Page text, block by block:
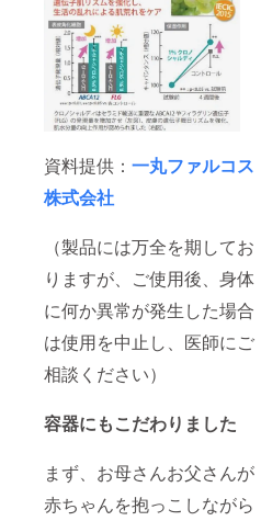
資料提供： 一丸ファルコス
株式会社
（製品には万全を期してお
りますが、ご使用後、身体
に何か異常が発生した場合
は使用を中止し、医師にご
相談ください）
容器にもこだわりました
まず、お母さんお父さんが
赤ちゃんを抱っこしながら